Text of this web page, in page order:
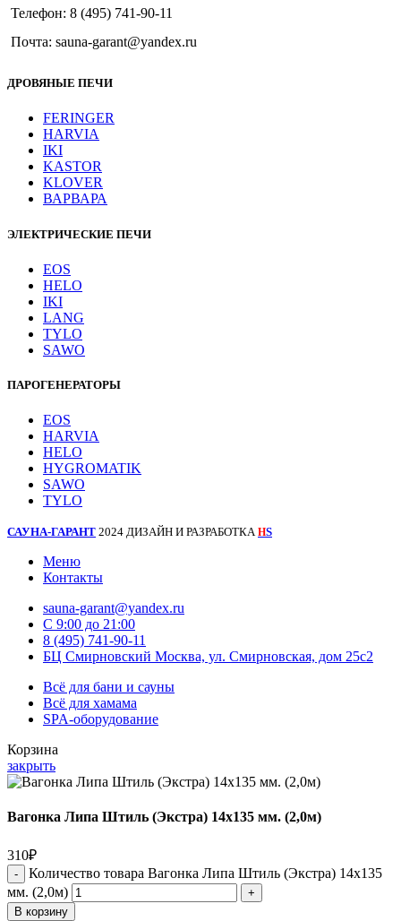
Телефон: 8 (495) 741-90-11
Почта: sauna-garant@yandex.ru
ДРОВЯНЫЕ ПЕЧИ
FERINGER
HARVIA
IKI
KASTOR
KLOVER
ВАРВАРА
ЭЛЕКТРИЧЕСКИЕ ПЕЧИ
EOS
HELO
IKI
LANG
TYLO
SAWO
ПАРОГЕНЕРАТОРЫ
EOS
HARVIA
HELO
HYGROMATIK
SAWO
TYLO
САУНА-ГАРАНТ 2024 ДИЗАЙН И РАЗРАБОТКАHS
Меню
Контакты
sauna-garant@yandex.ru
C 9:00 до 21:00
8 (495) 741-90-11
БЦ Смирновский Москва, ул. Смирновская, дом 25с2
Всё для бани и сауны
Всё для хамама
SPA-оборудование
Корзина
закрыть
Вагонка Липа Штиль (Экстра) 14х135 мм. (2,0м)
310₽
Количество товара Вагонка Липа Штиль (Экстра) 14х135
мм. (2,0м)
В корзину